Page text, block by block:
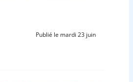
Publié le mardi 23 juin